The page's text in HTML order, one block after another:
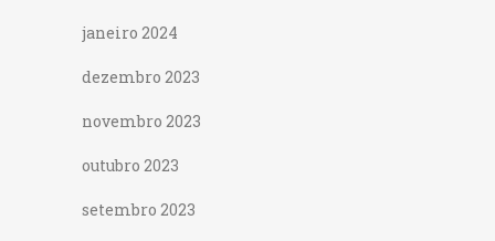
janeiro 2024
dezembro 2023
novembro 2023
outubro 2023
setembro 2023